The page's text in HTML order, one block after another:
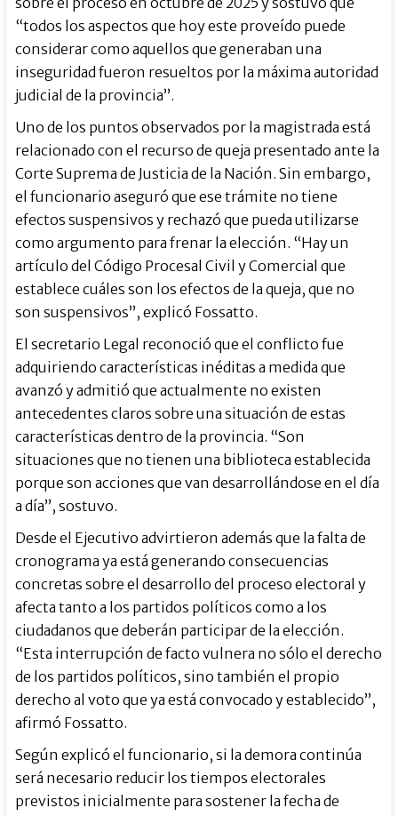
“todos los aspectos que hoy este proveído puede
considerar como aquellos que generaban una
inseguridad fueron resueltos por la máxima autoridad
judicial de la provincia”.
Uno de los puntos observados por la magistrada está
relacionado con el recurso de queja presentado ante la
Corte Suprema de Justicia de la Nación. Sin embargo,
el funcionario aseguró que ese trámite no tiene
efectos suspensivos y rechazó que pueda utilizarse
como argumento para frenar la elección. “Hay un
artículo del Código Procesal Civil y Comercial que
establece cuáles son los efectos de la queja, que no
son suspensivos”, explicó Fossatto.
El secretario Legal reconoció que el conflicto fue
adquiriendo características inéditas a medida que
avanzó y admitió que actualmente no existen
antecedentes claros sobre una situación de estas
características dentro de la provincia. “Son
situaciones que no tienen una biblioteca establecida
porque son acciones que van desarrollándose en el día
a día”, sostuvo.
Desde el Ejecutivo advirtieron además que la falta de
cronograma ya está generando consecuencias
concretas sobre el desarrollo del proceso electoral y
afecta tanto a los partidos políticos como a los
ciudadanos que deberán participar de la elección.
“Esta interrupción de facto vulnera no sólo el derecho
de los partidos políticos, sino también el propio
derecho al voto que ya está convocado y establecido”,
afirmó Fossatto.
Según explicó el funcionario, si la demora continúa
será necesario reducir los tiempos electorales
previstos inicialmente para sostener la fecha de